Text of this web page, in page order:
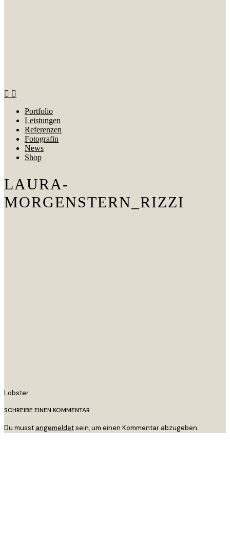
Portfolio
Leistungen
Referenzen
Fotografin
News
Shop
LAURA-
MORGENSTERN_RIZZI
Lobster
SCHREIBE EINEN KOMMENTAR
Du musst angemeldetsein, um einen Kommentar abzugeben.